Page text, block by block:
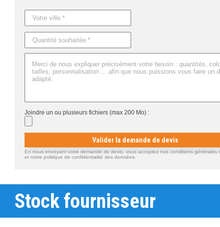
Joindre un ou plusieurs fichiers (max 200 Mo) :
Valider la demande de devis
En nous envoyant votre demande de devis, vous acceptez nos conditions générales
et notre politique de confidentialité des données.
Stock fournisseur